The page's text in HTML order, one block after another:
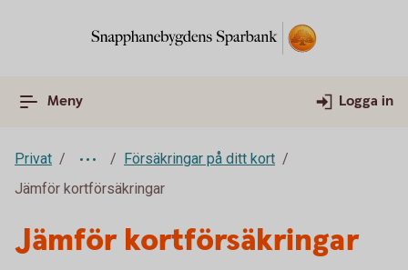
Meny Logga in
Privat
Försäkringar på ditt kort
Jämför kortförsäkringar
Jämför kortförsäkringar